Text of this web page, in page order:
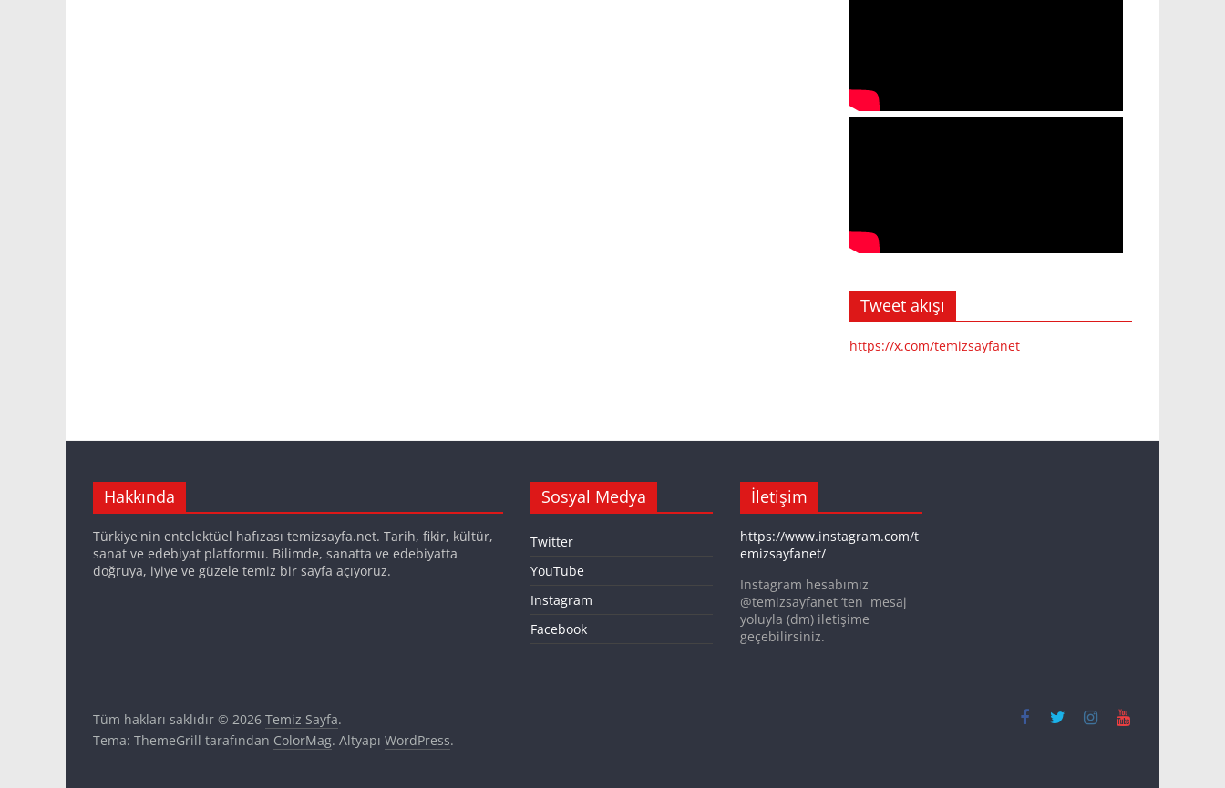
Tweet akışı
https://x.com/temizsayfanet
Hakkında
Türkiye'nin entelektüel hafızası temizsayfa.net. Tarih, fikir, kültür,
sanat ve edebiyat platformu. Bilimde, sanatta ve edebiyatta
doğruya, iyiye ve güzele temiz bir sayfa açıyoruz.
Sosyal Medya
Twitter
YouTube
Instagram
Facebook
İletişim
https://www.instagram.com/t
emizsayfanet/
Instagram hesabımız
@temizsayfanet ‘ten mesaj
yoluyla (dm) iletişime
geçebilirsiniz.
Tüm hakları saklıdır © 2026 Temiz Sayfa.
Tema: ThemeGrill tarafından ColorMag. Altyapı WordPress.